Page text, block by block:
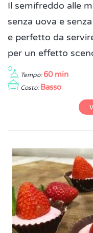
Il semifreddo alle
senza uova e
e perfetto da
per un effetto
Tempo: 60 min
Costo: Basso